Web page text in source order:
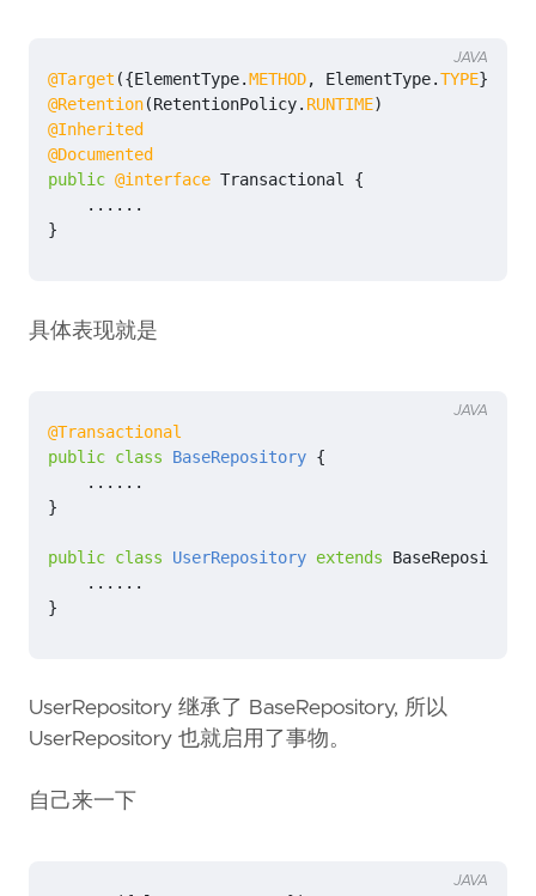
@Target ({ElementType.METHOD, ElementType.TYPE})
@Retention(RetentionPolicy. RUNTIME)
@Inherited
@Documented
public @interface Transactional
{
......
}
JAVA
具体表现就是
@Transactional
public class BaseRepository {
......
}
public class UserRepository extends
BaseRepository
......
}
JAVA
UserRepository 继承了 BaseRepository, 所以
UserRepository 也就启用了事物。
自己来一下
JAVA